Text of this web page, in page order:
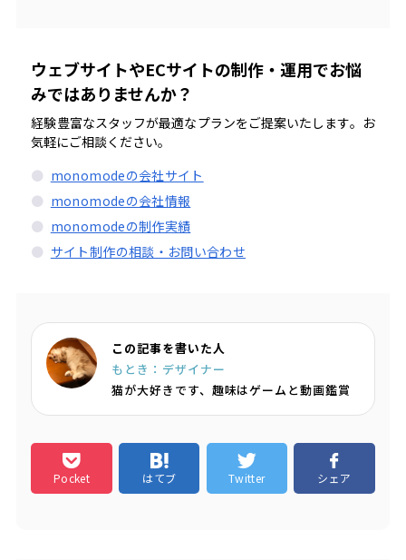
ウェブサイトやECサイトの制作・運用でお悩
みではありませんか？
経験豊富なスタッフが最適なプランをご提案いたします。お
気軽にご相談ください。
monomodeの会社サイト
monomodeの会社情報
monomodeの制作実績
サイト制作の相談・お問い合わせ
この記事を書いた人
もとき：デザイナー
猫が大好きです、趣味はゲームと動画鑑賞
Pocket はてブ Twitter シェア